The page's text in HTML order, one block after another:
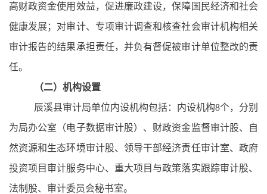
高财政资金使用效益，促进廉政建设，保障国民经济和社会
健康发展；对审计、专项审计调查和核查社会审计机构相关
审计报告的结果承担责任，并负有督促被审计单位整改的责
任。
（二）机构设置
辰溪县审计局单位内设机构包括：内设机构8个，分别
为局办公室（电子数据审计股）、财政资金监督审计股、自
然资源和生态环境审计股、领导干部经济责任审计室、政府
投资项目审计服务中心、重大项目与政策落实跟踪审计股、
法制股、审计委员会秘书室。